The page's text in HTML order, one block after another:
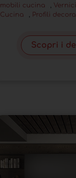
mobili cucina
,
Cucina
, Profili
Scopri i